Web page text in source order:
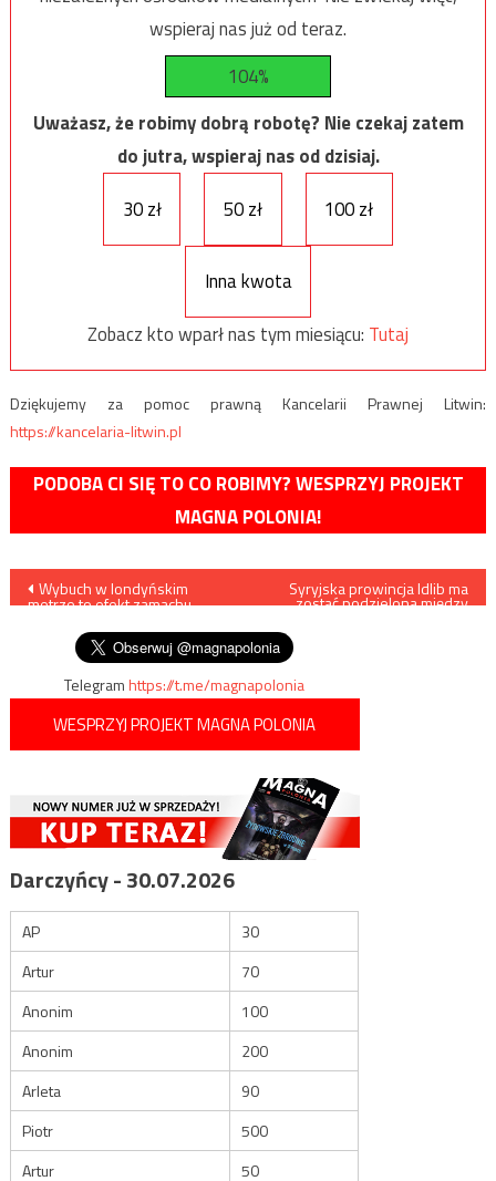
wspieraj nas już od teraz.
104%
Uważasz, że robimy dobrą robotę? Nie czekaj zatem
do jutra, wspieraj nas od dzisiaj.
30 zł
50 zł 100 zł
Inna kwota
Zobacz kto wparł nas tym miesiącu: Tutaj
Dziękujemy za pomoc prawną Kancelarii Prawnej Litwin:
https://kancelaria-litwin.pl
PODOBA CI SIĘ TO CO ROBIMY? WESPRZYJ PROJEKT
MAGNA POLONIA!
Nawigacja
wpisu
Wybuch w londyńskim
metrze to efekt zamachu
Syryjska prowincja Idlib ma
zostać podzielona między
Telegramhttps://t.me/magnapolonia
WESPRZYJ PROJEKT MAGNA POLONIA
Darczyńcy - 30.07.2026
AP
30
Artur
70
Anonim
100
Anonim
200
Arleta
90
Piotr
500
Artur
50